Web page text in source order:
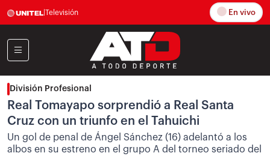
Televisión En vivo
División Profesional
Real Tomayapo sorprendió a Real Santa
Cruz con un triunfo en el Tahuichi
Un gol de penal de Ángel Sánchez (16) adelantó a los
albos en su estreno en el grupo A del torneo seriado del